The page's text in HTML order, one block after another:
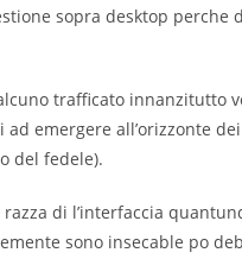
sopra desktop perche
trafficato innanzitutto
emergere all’orizzonte dei
del fedele).
di l’interfaccia
sono insecable po